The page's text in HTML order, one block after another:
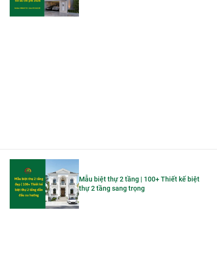
Mẫu biệt thự 2 tầng | 100+ Thiết kế biệt
thự 2 tầng sang trọng